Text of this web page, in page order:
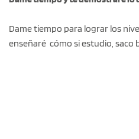
Dame tiempo para lograr los
enseñaré cómo si estudio, saco